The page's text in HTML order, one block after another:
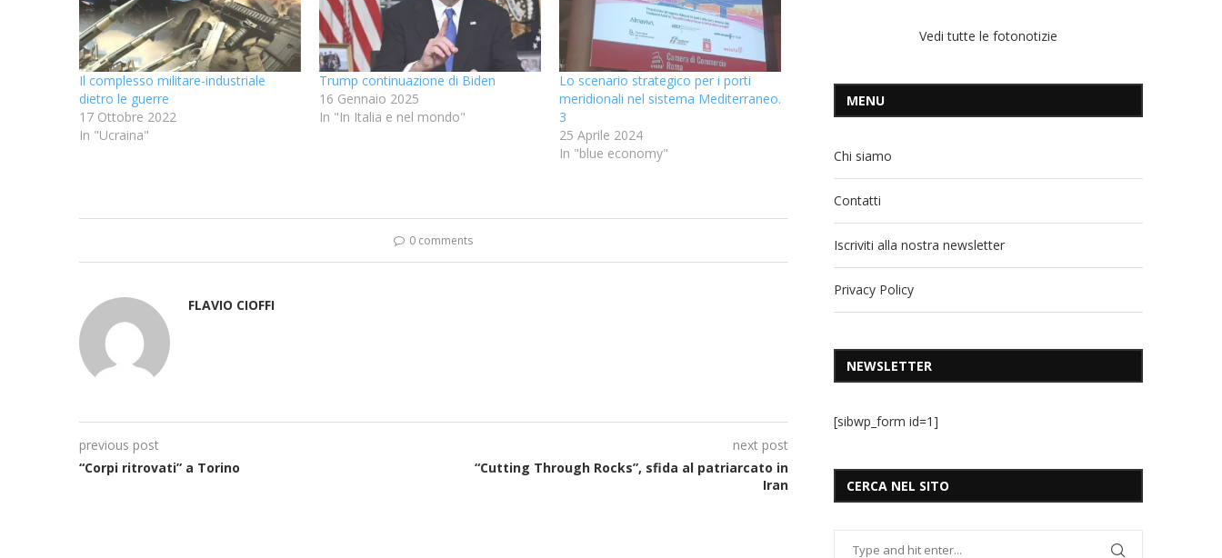
Il complesso militare-industriale
dietro le guerre
17 Ottobre 2022
In "Ucraina"
Trump continuazione di Biden
16 Gennaio 2025
In "In Italia e nel mondo"
Lo scenario strategico per i porti
meridionali nel sistema Mediterraneo.
3
25 Aprile 2024
In "blue economy"
0 comments
FLAVIO CIOFFI
previous post
“Corpi ritrovati” a Torino
next post
“Cutting Through Rocks”, sfida al patriarcato in
Iran
Vedi tutte le fotonotizie
MENU
Chi siamo
Contatti
Iscriviti alla nostra newsletter
Privacy Policy
NEWSLETTER
[sibwp_form id=1]
CERCA NEL SITO